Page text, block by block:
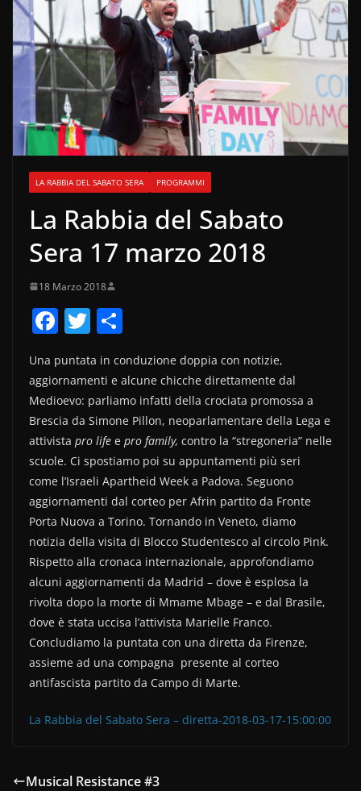
LA RABBIA DEL SABATO SERA PROGRAMMI
La Rabbia del Sabato
Sera 17 marzo 2018
18 Marzo 2018
F
c
e
b
o
o
k
T
w
itt
er
n
di
vi
di
Una puntata in conduzione doppia con notizie,
aggiornamenti e alcune chicche direttamente dal
Medioevo: parliamo infatti della crociata promossa a
Brescia da Simone Pillon, neoparlamentare della Lega e
attivista pro life e pro family, contro la “stregoneria” nelle
scuole. Ci spostiamo poi su appuntamenti più seri
come l’Israeli Apartheid Week a Padova. Seguono
aggiornamenti dal corteo per Afrin partito da Fronte
Porta Nuova a Torino. Tornando in Veneto, diamo
notizia della visita di Blocco Studentesco al circolo Pink.
Rispetto alla cronaca internazionale, approfondiamo
alcuni aggiornamenti da Madrid – dove è esplosa la
rivolta dopo la morte di Mmame Mbage – e dal Brasile,
dove è stata uccisa l’attivista Marielle Franco.
Concludiamo la puntata con una diretta da Firenze,
assieme ad una compagna presente al corteo
antifascista partito da Campo di Marte.
La Rabbia del Sabato Sera – diretta-2018-03-17-15:00:00
Musical Resistance #3